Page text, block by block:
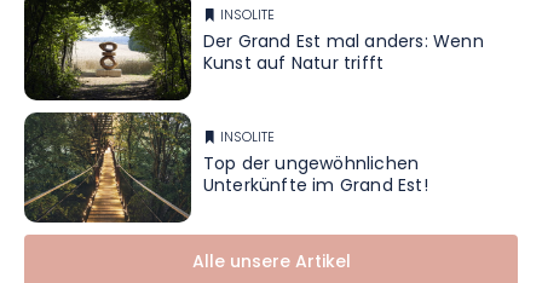
INSOLITE
Der Grand Est mal anders: Wenn
Kunst auf Natur trifft
INSOLITE
Top der ungewöhnlichen
Unterkünfte im Grand Est!
Alle unsere Artikel